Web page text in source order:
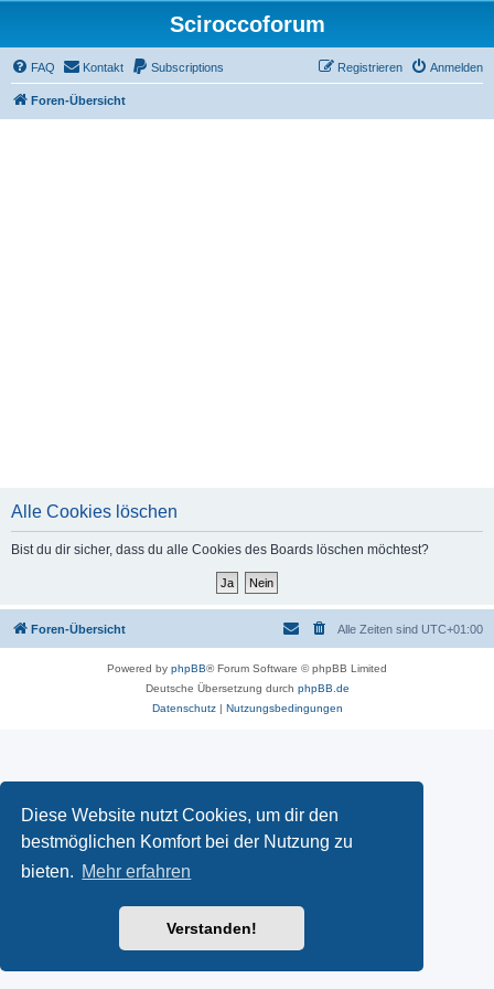
Diese Website nutzt Cookies, um dir den
bestmöglichen Komfort bei der Nutzung zu
bieten. Mehr erfahren
Verstanden!
Sciroccoforum
FAQ Kontakt Subscriptions Anmelden
Registrieren
Foren-Übersicht
Alle Cookies löschen
Bist du dir sicher, dass du alle Cookies des Boards löschen möchtest?
Foren-Übersicht Alle Zeiten sind UTC+01:00
Powered by phpBB® Forum Software © phpBB Limited
Deutsche Übersetzung durch phpBB.de
Datenschutz| Nutzungsbedingungen